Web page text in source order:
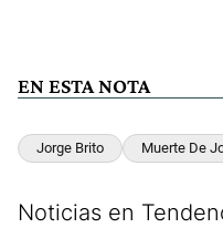
EN ESTA NOTA
Jorge Brito Muerte De
Noticias en